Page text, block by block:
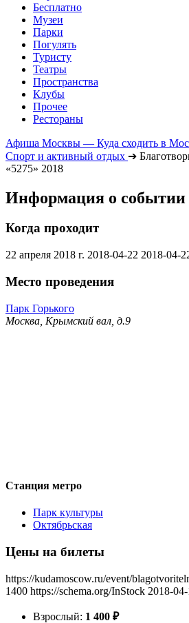
Бесплатно
Музеи
Парки
Погулять
Туристу
Театры
Пространства
Клубы
Прочее
Рестораны
Афиша Москвы — Куда сходить в
Спорт и активный отдых ➔
«5275» 2018
Информация о событии
Когда проходит
22 апреля 2018 г. 2018-04-22 2018-04-
Место проведения
Парк Горького
Москва, Крымский вал, д.9
Станция метро
Парк культуры
Октябрьская
Цены на билеты
https://kudamoscow.ru/event/
1400 https://schema.org/InStock 2018-
Взрослый: 1 400 ₽